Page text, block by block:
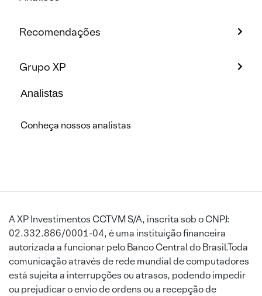
Recomendações
Grupo XP
Analistas
Conheça nossos analistas
A XP Investimentos CCTVM S/A, inscrita sob o CNPJ:
02.332.886/0001-04, é uma instituição financeira
autorizada a funcionar pelo Banco Central do Brasil.Toda
comunicação através de rede mundial de computadores
está sujeita a interrupções ou atrasos, podendo impedir
ou prejudicar o envio de ordens ou a recepção de